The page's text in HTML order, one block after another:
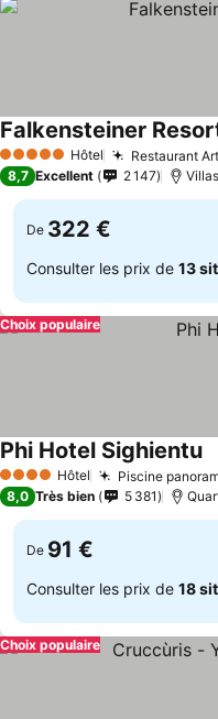
5 Étoiles Hôtel Restaurant
Falkensteiner
8,7 Excellent 2 147
De 322 €
Consulter les prix de 13
Choix populaire
4 Étoiles Hôtel Piscine
Phi Hotel Sighientu
8,0 Très bien 5 381
De 91 €
Consulter les prix de 18
Choix populaire